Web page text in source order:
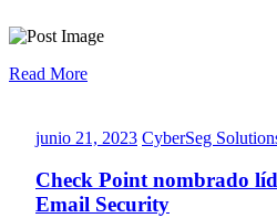
Read More
junio 21, 2023junio
2023
CyberSeg
Check Point nombrado
Email Security